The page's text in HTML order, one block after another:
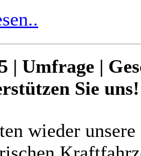
| Umfrage |
Sie uns!
wieder unsere